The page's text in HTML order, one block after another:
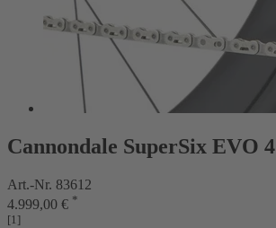
Cannondale SuperSix EVO 4
Art.-Nr. 83612
4.999,00 € *
[1]